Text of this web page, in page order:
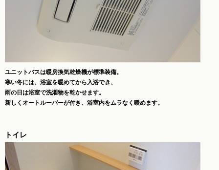
ユニットバスは暖房換気乾燥機が標準装備。
寒い冬には、浴室を暖めてから入浴でき、
雨の日は浴室で洗濯物を乾かせます。
新しくオートルーバーが付き、浴室内をムラなく暖めます。
トイレ